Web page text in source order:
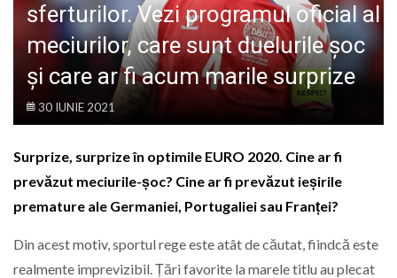
sferturilor. Vezi programul oficial al
meciurilor, care sunt duelurile șoc
și care ar fi acum marile surprize
30 IUNIE 2021
Surprize, surprize în optimile EURO 2020. Cine ar fi
prevăzut meciurile-șoc? Cine ar fi prevăzut ieșirile
premature ale Germaniei, Portugaliei sau Franței?
Din acest motiv, sportul rege este atât de căutat, fiindcă este
realmente imprevizibil. Țări favorite la marele titlu au plecat